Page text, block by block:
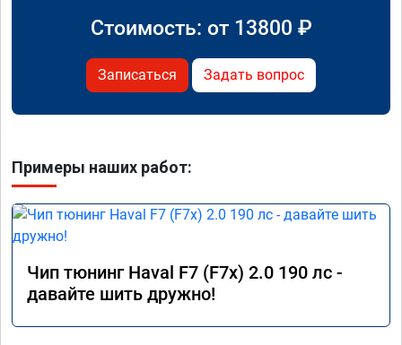
Стоимость: от 13800 ₽
Записаться Задать вопрос
Примеры наших работ:
Чип тюнинг Haval F7 (F7x) 2.0 190 лс -
давайте шить дружно!